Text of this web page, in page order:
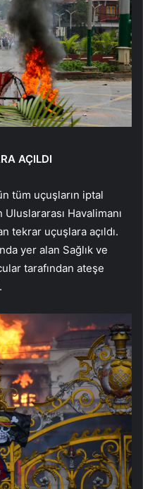
AÇILDI
tüm uçuşların iptal
Havalimanı
tekrar uçuşlara açıldı.
yer alan Sağlık ve
tarafından ateşe